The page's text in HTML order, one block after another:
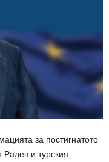
за постигнатото
и турския